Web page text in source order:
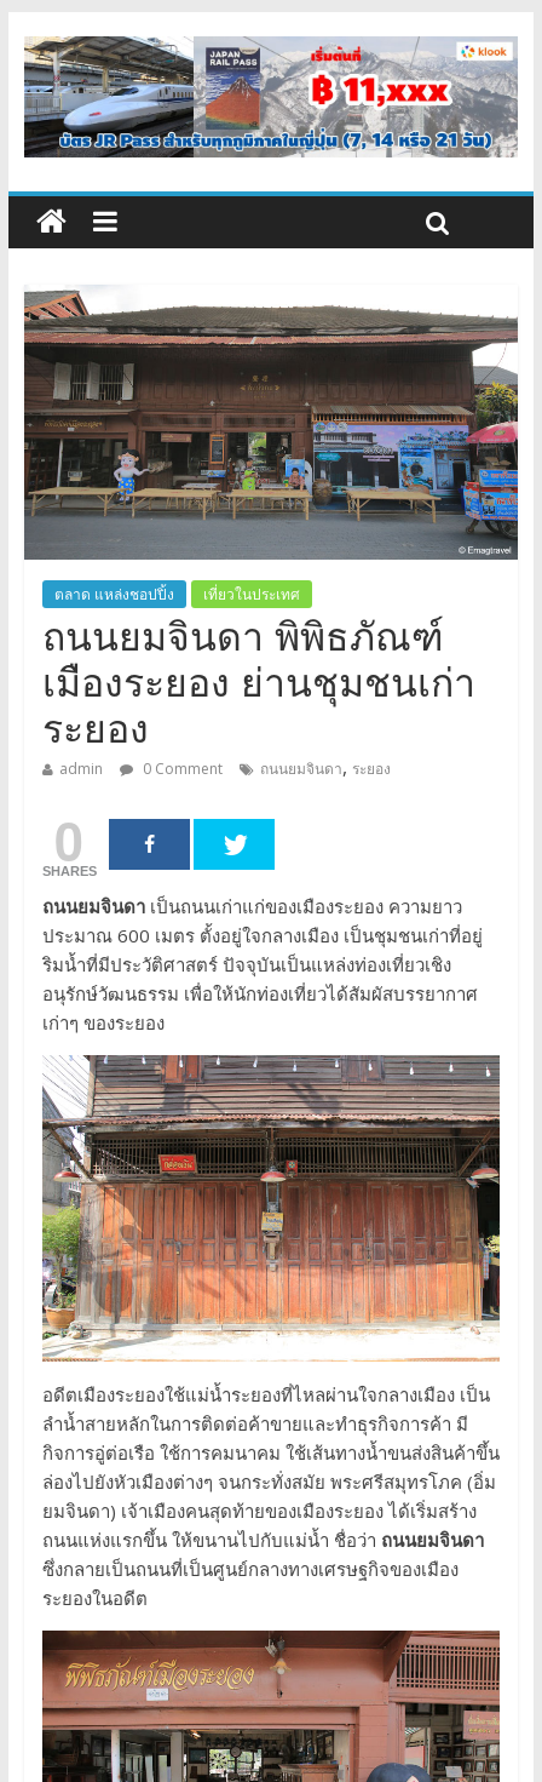
ตลาด แหล่งชอปปิ้ง เที่ยวในประเทศ
ถนนยมจินดา พิพิธภัณฑ์
เมืองระยอง ย่านชุมชนเก่า
ระยอง
admin 0 Comment ถนนยมจินดา, ระยอง
0
SHARES
ถนนยมจินดาเป็นถนนเก่าแก่ของเมืองระยอง ความยาว
ประมาณ 600 เมตร ตั้งอยู่ใจกลางเมือง เป็นชุมชนเก่าที่อยู่
ริมน้ำที่มีประวัติศาสตร์ ปัจจุบันเป็นแหล่งท่องเที่ยวเชิง
อนุรักษ์วัฒนธรรม เพื่อให้นักท่องเที่ยวได้สัมผัสบรรยากาศ
เก่าๆ ของระยอง
อดีตเมืองระยองใช้แม่น้ำระยองที่ไหลผ่านใจกลางเมือง เป็น
ลำน้ำสายหลักในการติดต่อค้าขายและทำธุรกิจการค้า มี
กิจการอู่ต่อเรือ ใช้การคมนาคม ใช้เส้นทางน้ำขนส่งสินค้าขึ้น
ล่องไปยังหัวเมืองต่างๆ จนกระทั่งสมัย พระศรีสมุทรโภค (อิ่ม
ยมจินดา) เจ้าเมืองคนสุดท้ายของเมืองระยอง ได้เริ่มสร้าง
ถนนแห่งแรกขึ้น ให้ขนานไปกับแม่น้ำ ชื่อว่า ถนนยมจินดา
ซึ่งกลายเป็นถนนที่เป็นศูนย์กลางทางเศรษฐกิจของเมือง
ระยองในอดีต